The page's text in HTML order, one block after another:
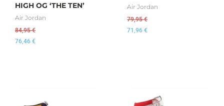
HIGH OG ‘THE TEN’
Air Jordan
84,95€
76,46 €
Air Jordan
79,95€
71,96 €